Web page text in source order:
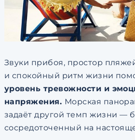
Звуки прибоя, простор
и спокойный ритм жизни
уровень тревожности и
напряжения. Морская
задаёт другой темп жизни —
сосредоточенный на